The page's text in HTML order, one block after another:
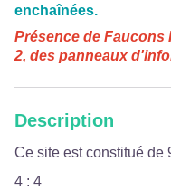
enchaînées.
Présence de Faucons
2, des panneaux
Description
Ce site est constitué de
4 : 4